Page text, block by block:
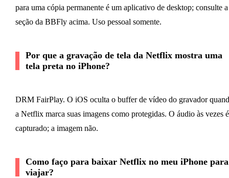
para uma cópia permanente é um aplicativo de desktop; consulte a
seção da BBFly acima. Uso pessoal somente.
Por que a gravação de tela da Netflix mostra uma
tela preta no iPhone?
DRM FairPlay. O iOS oculta o buffer de vídeo do gravador
a Netflix marca suas imagens como protegidas. O áudio às vezes é
capturado; a imagem não.
Como faço para baixar Netflix no meu iPhone para
viajar?